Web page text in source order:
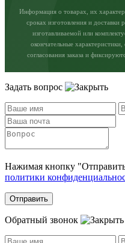
Информация о товарах, их
сроках изготовления и доставки
изготавливаемой или
окончательные
согласования заказа и
Задать вопрос
Нажимая кнопку
политики
Отправить
Обратный звонок